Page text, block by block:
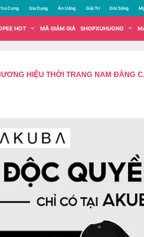
Cưng Gia Dụng Ăn Uống Giải Trí Đời Sống
HOT MÃ GIẢM GIÁ SHOPXUHUONG
HIỆU THỜI TRANG NAM ĐẲNG